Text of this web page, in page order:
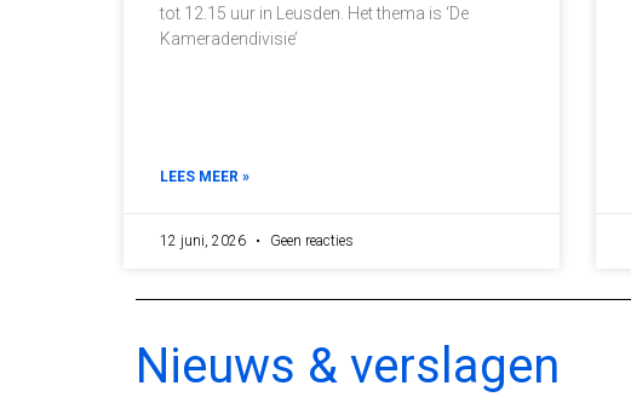
tot 12.15 uur in Leusden. Het thema is ‘De
Kameradendivisie’
LEES MEER »
12 juni, 2026 Geen reacties
Nieuws & verslagen